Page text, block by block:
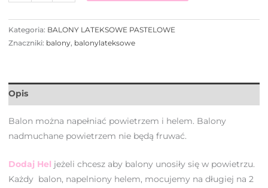
Kategoria: BALONY LATEKSOWE PASTELOWE
Znaczniki: balony, balonylateksowe
Opis
Balon można napełniać powietrzem i helem. Balony
nadmuchane powietrzem nie będą fruwać.
Dodaj Hel jeżeli chcesz aby balony unosiły się w powietrzu.
Każdy balon, napelniony helem, mocujemy na długiej na 2